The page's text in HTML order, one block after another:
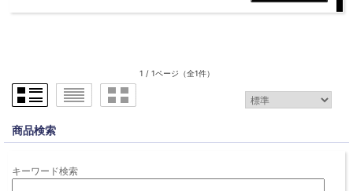
1 / 1ページ （全1件）
商品検索
キーワード検索